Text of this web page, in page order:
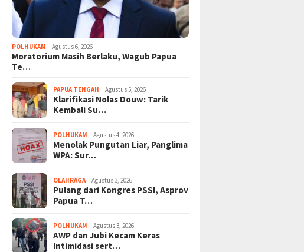
POLHUKAM Agustus 6, 2026
Moratorium Masih Berlaku, Wagub Papua
Te…
PAPUA TENGAH Agustus 5, 2026
Klarifikasi Nolas Douw: Tarik
Kembali Su…
POLHUKAM Agustus 4, 2026
Menolak Pungutan Liar, Panglima
WPA: Sur…
OLAHRAGA Agustus 3, 2026
Pulang dari Kongres PSSI, Asprov
Papua T…
POLHUKAM Agustus 3, 2026
AWP dan Jubi Kecam Keras
Intimidasi sert…